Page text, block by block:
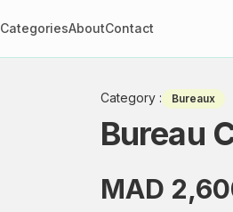
CategoriesAboutContact
Category : Bureaux
Bureau
MAD